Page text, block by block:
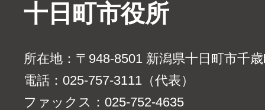
十日町市役所
所在地：〒948-8501 新潟県十日町市千
電話：025-757-3111（代表）
ファックス：025-752-4635